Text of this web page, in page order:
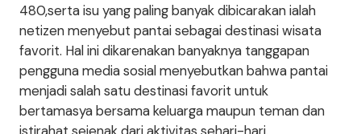
480,serta isu yang paling banyak dibicarakan ialah
netizen menyebut pantai sebagai destinasi wisata
favorit. Hal ini dikarenakan banyaknya tanggapan
pengguna media sosial menyebutkan bahwa pantai
menjadi salah satu destinasi favorit untuk
bertamasya bersama keluarga maupun teman dan